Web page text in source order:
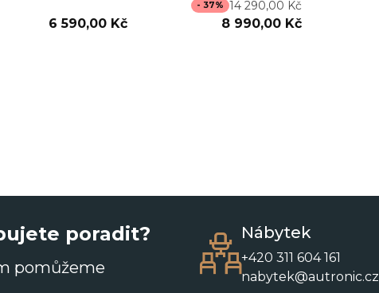
6 590,00 Kč
- 37% 14 290,00 Kč
8 990,00 Kč
poradit?
pomůžeme
Nábytek
+420 311 604 161
nabytek@autronic.cz